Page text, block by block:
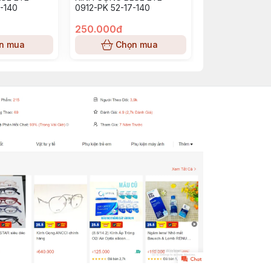
140
mua
0912-PK 52-17-140
250.000đ
Chọn mua